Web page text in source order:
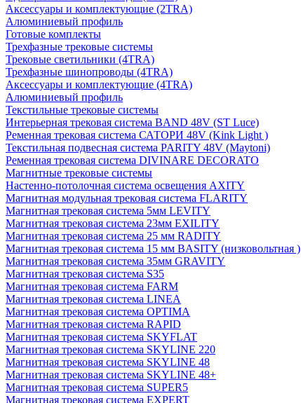
Аксессуары и комплектующие (2TRA)
Алюминиевый профиль
Готовые комплекты
Трехфазные трековые системы
Трековые светильники (4TRA)
Трехфазные шинопроводы (4TRA)
Аксессуары и комплектующие (4TRA)
Алюминиевый профиль
Текстильные трековые системы
Интерьерная трековая система BAND 48V (ST Luce)
Ременная трековая система САТОРИ 48V (Kink Light )
Текстильная подвесная система PARITY 48V (Maytoni)
Ременная трековая система DIVINARE DECORATO
Магнитные трековые системы
Настенно-потолочная система освещения AXITY
Магнитная модульная трековая система FLARITY
Магнитная трековая система 5мм LEVITY
Магнитная трековая система 23мм EXILITY
Магнитная трековая система 25 мм RADITY
Магнитная трековая система 15 мм BASITY (низковольтная )
Магнитная трековая система 35мм GRAVITY
Магнитная трековая система S35
Магнитная трековая система FARM
Магнитная трековая система LINEA
Магнитная трековая система OPTIMA
Магнитная трековая система RAPID
Магнитная трековая система SKYFLAT
Магнитная трековая система SKYLINE 220
Магнитная трековая система SKYLINE 48
Магнитная трековая система SKYLINE 48+
Магнитная трековая система SUPER5
Магнитная трековая система EXPERT